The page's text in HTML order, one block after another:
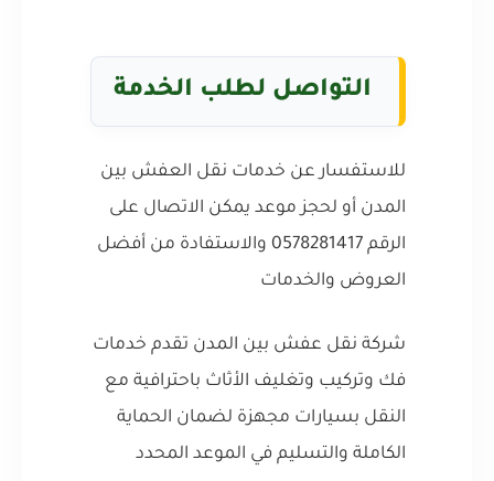
التواصل لطلب الخدمة
للاستفسار عن خدمات نقل العفش بين
المدن أو لحجز موعد يمكن الاتصال على
الرقم 0578281417 والاستفادة من أفضل
العروض والخدمات
شركة نقل عفش بين المدن تقدم خدمات
فك وتركيب وتغليف الأثاث باحترافية مع
النقل بسيارات مجهزة لضمان الحماية
الكاملة والتسليم في الموعد المحدد